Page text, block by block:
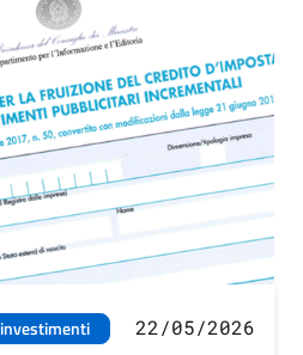
investimenti
22/05/2026